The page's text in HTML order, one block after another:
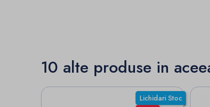
10 alte produse in
Lichidari Stoc